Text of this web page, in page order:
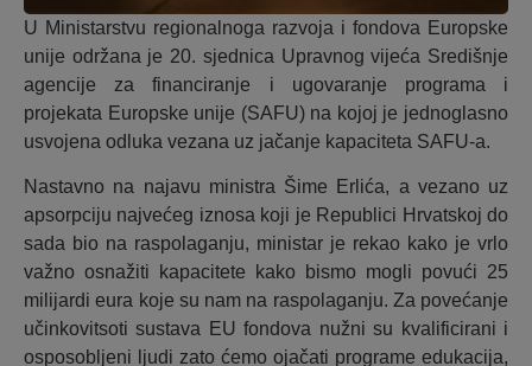
U Ministarstvu regionalnoga razvoja i fondova Europske
unije održana je 20. sjednica Upravnog vijeća Središnje
agencije za financiranje i ugovaranje programa i
projekata Europske unije (SAFU) na kojoj je jednoglasno
usvojena odluka vezana uz jačanje kapaciteta SAFU-a.
Nastavno na najavu ministra Šime Erlića, a vezano uz
apsorpciju najvećeg iznosa koji je Republici Hrvatskoj do
sada bio na raspolaganju, ministar je rekao kako je vrlo
važno osnažiti kapacitete kako bismo mogli povući 25
milijardi eura koje su nam na raspolaganju. Za povećanje
učinkovitsoti sustava EU fondova nužni su kvalificirani i
osposobljeni ljudi zato ćemo ojačati programe edukacija,